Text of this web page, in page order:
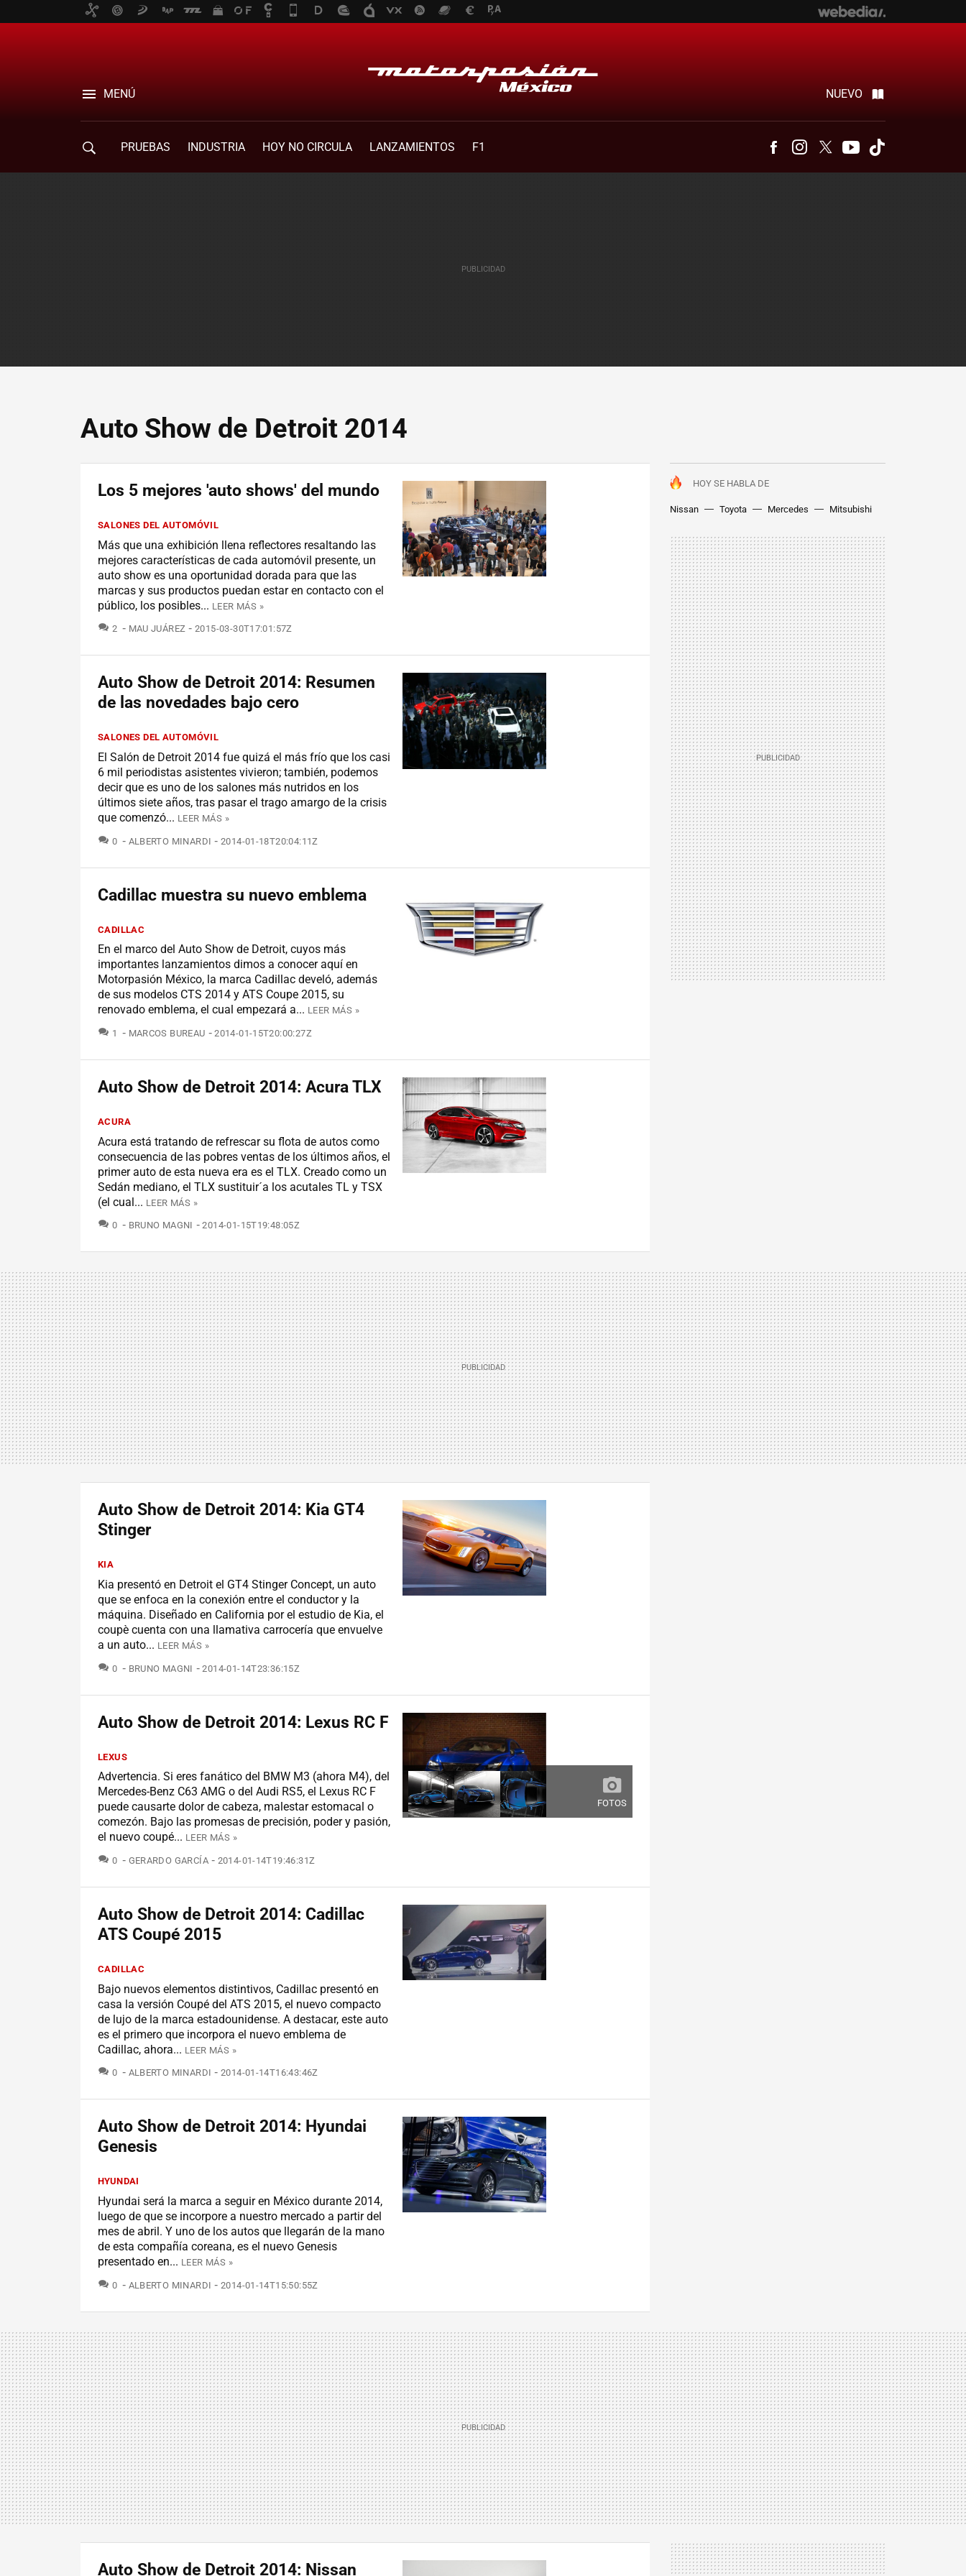
MENÚ NUEVO
PRUEBAS INDUSTRIA HOY NO CIRCULA LANZAMIENTOS F1 FacebookInstagram
Twitter Youtube
Auto Show de Detroit 2014
HOY SE HABLA DE
Nissan Toyota Mercedes Mitsubishi
Los 5 mejores 'auto shows' del mundo
SALONES DEL AUTOMÓVIL
Más que una exhibición llena reflectores resaltando las
mejores características de cada automóvil presente, un
auto show es una oportunidad dorada para que las
marcas y sus productos puedan estar en contacto con el
público, los posibles... LEER MÁS »
2 COMENTARIOS
MAU JUÁREZ 2015-03-30T17:01:57Z
Auto Show de Detroit 2014: Resumen
de las novedades bajo cero
SALONES DEL AUTOMÓVIL
El Salón de Detroit 2014 fue quizá el más frío que los casi
6 mil periodistas asistentes vivieron; también, podemos
decir que es uno de los salones más nutridos en los
últimos siete años, tras pasar el trago amargo de la crisis
que comenzó... LEER MÁS »
0 COMENTARIOS
ALBERTO MINARDI 2014-01-18T20:04:11Z
Cadillac muestra su nuevo emblema
CADILLAC
En el marco del Auto Show de Detroit, cuyos más
importantes lanzamientos dimos a conocer aquí en
Motorpasión México, la marca Cadillac develó, además
de sus modelos CTS 2014 y ATS Coupe 2015, su
renovado emblema, el cual empezará a... LEER MÁS »
1 COMENTARIOS
MARCOS BUREAU 2014-01-15T20:00:27Z
Auto Show de Detroit 2014: Acura TLX
ACURA
Acura está tratando de refrescar su flota de autos como
consecuencia de las pobres ventas de los últimos años, el
primer auto de esta nueva era es el TLX. Creado como un
Sedán mediano, el TLX sustituir´a los acutales TL y TSX
(el cual... LEER MÁS »
0 COMENTARIOS
BRUNO MAGNI 2014-01-15T19:48:05Z
Auto Show de Detroit 2014: Kia GT4
Stinger
KIA
Kia presentó en Detroit el GT4 Stinger Concept, un auto
que se enfoca en la conexión entre el conductor y la
máquina. Diseñado en California por el estudio de Kia, el
coupè cuenta con una llamativa carrocería que envuelve
a un auto... LEER MÁS »
0 COMENTARIOS
BRUNO MAGNI 2014-01-14T23:36:15Z
FOTOS
Auto Show de Detroit 2014: Lexus RC F
LEXUS
Advertencia. Si eres fanático del BMW M3 (ahora M4), del
Mercedes-Benz C63 AMG o del Audi RS5, el Lexus RC F
puede causarte dolor de cabeza, malestar estomacal o
comezón. Bajo las promesas de precisión, poder y pasión,
el nuevo coupé... LEER MÁS »
0 COMENTARIOS
GERARDO GARCÍA 2014-01-14T19:46:31Z
Auto Show de Detroit 2014: Cadillac
ATS Coupé 2015
CADILLAC
Bajo nuevos elementos distintivos, Cadillac presentó en
casa la versión Coupé del ATS 2015, el nuevo compacto
de lujo de la marca estadounidense. A destacar, este auto
es el primero que incorpora el nuevo emblema de
Cadillac, ahora... LEER MÁS »
0 COMENTARIOS
ALBERTO MINARDI 2014-01-14T16:43:46Z
Auto Show de Detroit 2014: Hyundai
Genesis
HYUNDAI
Hyundai será la marca a seguir en México durante 2014,
luego de que se incorpore a nuestro mercado a partir del
mes de abril. Y uno de los autos que llegarán de la mano
de esta compañía coreana, es el nuevo Genesis
presentado en... LEER MÁS »
0 COMENTARIOS
ALBERTO MINARDI 2014-01-14T15:50:55Z
Auto Show de Detroit 2014: Nissan